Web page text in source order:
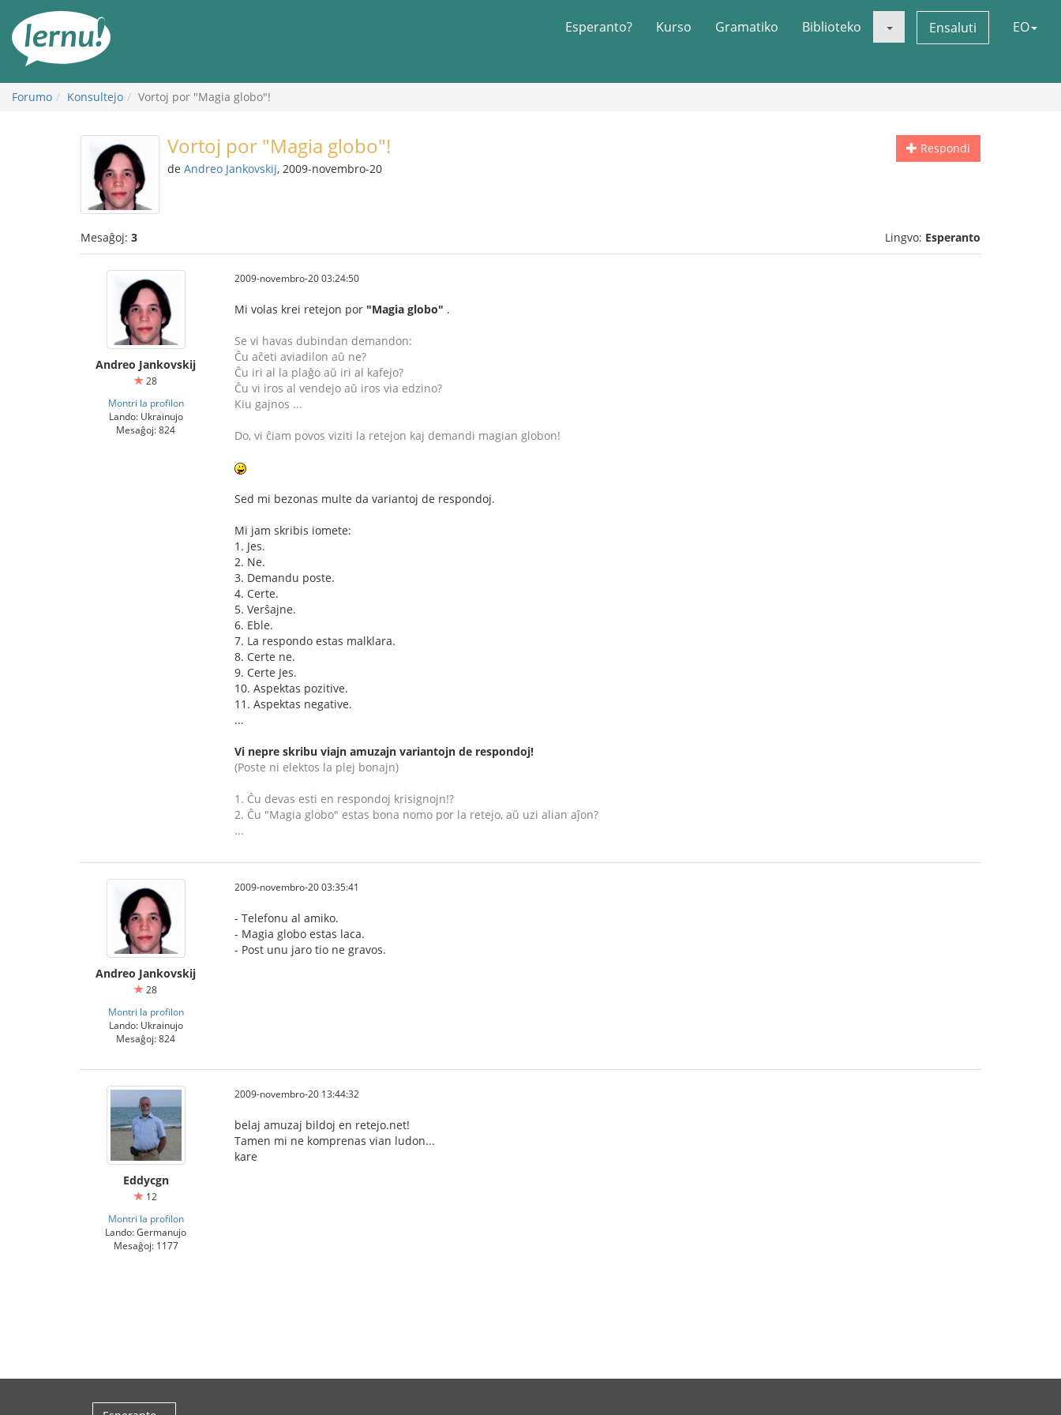
enhavo
Esperanto? Kurso Gramatiko Biblioteko Ensaluti EO
Forumo Konsultejo Vortoj por "Magia globo"!
Respondi
Vortoj por "Magia globo"!
de Andreo Jankovskij, 2009-novembro-20
Mesaĝoj: 3 Lingvo: Esperanto
Andreo Jankovskij
28
Montri la profilon
Lando: Ukrainujo
Mesaĝoj: 824
2009-novembro-20 03:24:50
Mi volas krei retejon por "Magia globo" .
Se vi havas dubindan demandon:
Ĉu aĉeti aviadilon aŭ ne?
Ĉu iri al la plaĝo aŭ iri al kafejo?
Ĉu vi iros al vendejo aŭ iros via edzino?
Kiu gajnos ...
Do, vi ĉiam povos viziti la retejon kaj demandi magian globon!
Sed mi bezonas multe da variantoj de respondoj.
Mi jam skribis iomete:
1. Jes.
2. Ne.
3. Demandu poste.
4. Certe.
5. Verŝajne.
6. Eble.
7. La respondo estas malklara.
8. Certe ne.
9. Certe Jes.
10. Aspektas pozitive.
11. Aspektas negative.
...
Vi nepre skribu viajn amuzajn variantojn de respondoj!
(Poste ni elektos la plej bonajn)
1. Ĉu devas esti en respondoj krisignojn!?
2. Ĉu "Magia globo" estas bona nomo por la retejo, aŭ uzi alian aĵon?
...
Andreo Jankovskij
28
Montri la profilon
Lando: Ukrainujo
Mesaĝoj: 824
2009-novembro-20 03:35:41
- Telefonu al amiko.
- Magia globo estas laca.
- Post unu jaro tio ne gravos.
Eddycgn
12
Montri la profilon
Lando: Germanujo
Mesaĝoj: 1177
2009-novembro-20 13:44:32
belaj amuzaj bildoj en retejo.net!
Tamen mi ne komprenas vian ludon...
kare